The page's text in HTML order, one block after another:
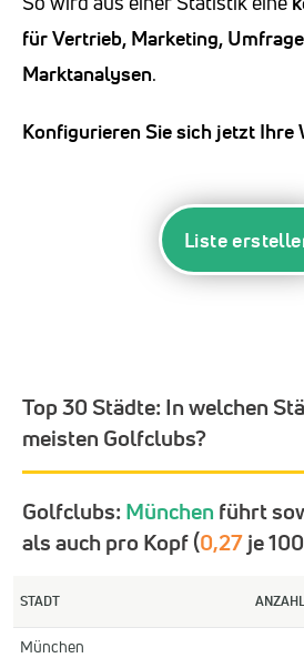
für Vertrieb, Marketing,
Marktanalysen.
Konfigurieren Sie sich jetzt Ihre
Liste
Top 30 Städte: In welchen
meisten Golfclubs?
Golfclubs: München führt
als auch pro Kopf (0,27je
STADT ANZAHL
München